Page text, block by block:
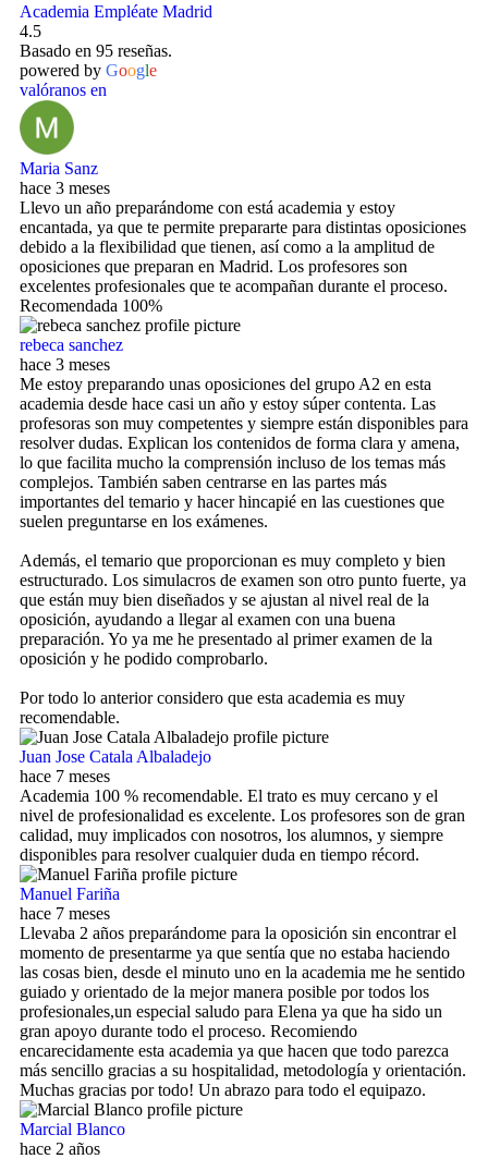
Academia Empléate Madrid
4.5
Basado en 95 reseñas.
powered by Google
valóranos en
Maria Sanz
hace 3 meses
Llevo un año preparándome con está academia y estoy
encantada, ya que te permite prepararte para distintas oposiciones
debido a la flexibilidad que tienen, así como a la amplitud de
oposiciones que preparan en Madrid. Los profesores son
excelentes profesionales que te acompañan durante el proceso.
Recomendada 100%
rebeca sanchez
hace 3 meses
Me estoy preparando unas oposiciones del grupo A2 en esta
academia desde hace casi un año y estoy súper contenta. Las
profesoras son muy competentes y siempre están disponibles para
resolver dudas. Explican los contenidos de forma clara y amena,
lo que facilita mucho la comprensión incluso de los temas más
complejos. También saben centrarse en las partes más
importantes del temario y hacer hincapié en las cuestiones que
suelen preguntarse en los exámenes.
Además, el temario que proporcionan es muy completo y bien
estructurado. Los simulacros de examen son otro punto fuerte, ya
que están muy bien diseñados y se ajustan al nivel real de la
oposición, ayudando a llegar al examen con una buena
preparación. Yo ya me he presentado al primer examen de la
oposición y he podido comprobarlo.
Por todo lo anterior considero que esta academia es muy
recomendable.
Juan Jose Catala Albaladejo
hace 7 meses
Academia 100 % recomendable. El trato es muy cercano y el
nivel de profesionalidad es excelente. Los profesores son de gran
calidad, muy implicados con nosotros, los alumnos, y siempre
disponibles para resolver cualquier duda en tiempo récord.
Manuel Fariña
hace 7 meses
Llevaba 2 años preparándome para la oposición sin encontrar el
momento de presentarme ya que sentía que no estaba haciendo
las cosas bien, desde el minuto uno en la academia me he sentido
guiado y orientado de la mejor manera posible por todos los
profesionales,un especial saludo para Elena ya que ha sido un
gran apoyo durante todo el proceso. Recomiendo
encarecidamente esta academia ya que hacen que todo parezca
más sencillo gracias a su hospitalidad, metodología y orientación.
Muchas gracias por todo! Un abrazo para todo el equipazo.
Marcial Blanco
hace 2 años